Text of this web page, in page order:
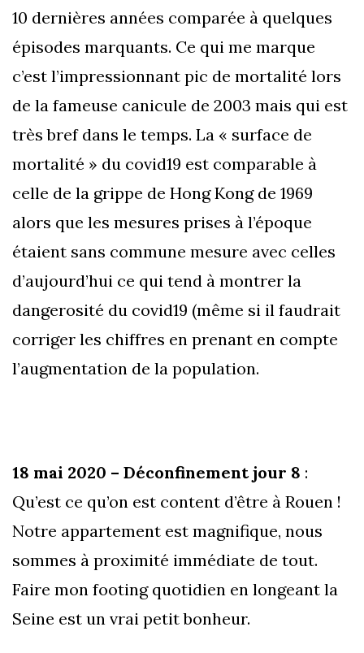
10 dernières années comparée à quelques
épisodes marquants. Ce qui me marque
c’est l’impressionnant pic de mortalité lors
de la fameuse canicule de 2003 mais qui est
très bref dans le temps. La « surface de
mortalité » du covid19 est comparable à
celle de la grippe de Hong Kong de 1969
alors que les mesures prises à l’époque
étaient sans commune mesure avec celles
d’aujourd’hui ce qui tend à montrer la
dangerosité du covid19 (même si il faudrait
corriger les chiffres en prenant en compte
l’augmentation de la population.
18 mai 2020 – Déconfinement jour 8 :
Qu’est ce qu’on est content d’être à Rouen !
Notre appartement est magnifique, nous
sommes à proximité immédiate de tout.
Faire mon footing quotidien en longeant la
Seine est un vrai petit bonheur.